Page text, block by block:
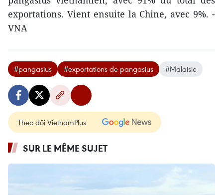
exportations. Vient ensuite la Chine, avec 9%. -
VNA
#pangasius #exportations de pangasius #Malaisie
Theo dõi VietnamPlus
SUR LE MÊME SUJET